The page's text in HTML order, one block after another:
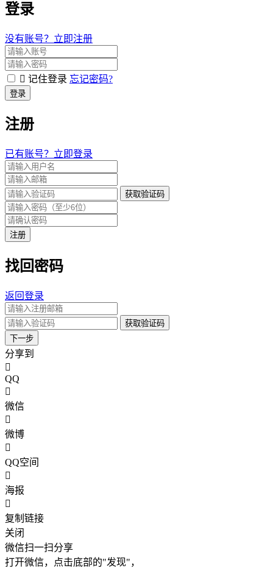
登录
没有账号？立即注册
记住登录 忘记密码?
登录
注册
已有账号？立即登录
获取验证码
注册
找回密码
返回登录
获取验证码
下一步
分享到
QQ
微信
微博
QQ空间
海报
复制链接
关闭
微信扫一扫分享
打开微信，点击底部的"发现"，